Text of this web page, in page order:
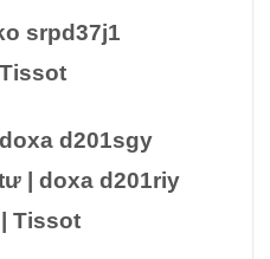
srpd37j1
Tissot
doxa d201sgy
doxa d201riy
| Tissot